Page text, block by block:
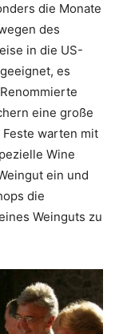
die Monate
des
in die US-
es
eine große
Feste warten mit
Wine
ein und
die
Weinguts zu